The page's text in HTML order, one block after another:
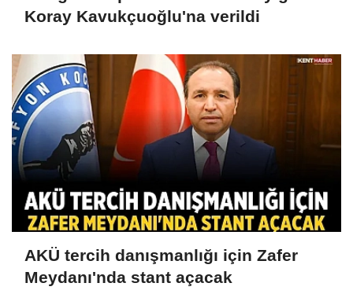
Koray Kavukçuoğlu'na verildi
AKÜ tercih danışmanlığı için Zafer
Meydanı'nda stant açacak